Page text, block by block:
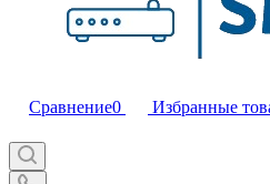
Сравнение0 Избранные